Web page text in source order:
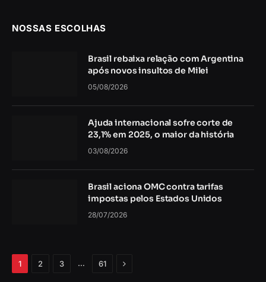
NOSSAS ESCOLHAS
Brasil rebaixa relação com Argentina
após novos insultos de Milei
05/08/2026
Ajuda internacional sofre corte de
23,1% em 2025, o maior da história
03/08/2026
Brasil aciona OMC contra tarifas
impostas pelos Estados Unidos
28/07/2026
1 2 3 … 61 Próximo